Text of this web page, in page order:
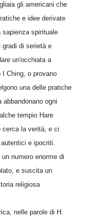
gli americani che
e idee derivate
sapienza spirituale
gradi di serietà e
un'occhiata a
I Ching, o provano
una delle pratiche
ogni
tempio Hare
cerca la verità, e ci
e ipocriti.
numero enorme di
e suscita un
religiosa
nelle parole di H.